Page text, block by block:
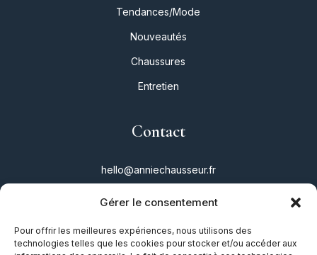
Gérer le consentement
Pour offrir les meilleures expériences, nous utilisons des
technologies telles que les cookies pour stocker et/ou accéder aux
Tendances/Mode
Nouveautés
Chaussures
Entretien
Contact
hello@anniechausseur.fr